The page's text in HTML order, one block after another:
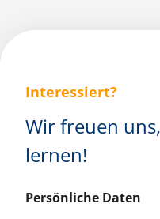
Interessiert?
Wir freuen
lernen!
Persönliche Daten